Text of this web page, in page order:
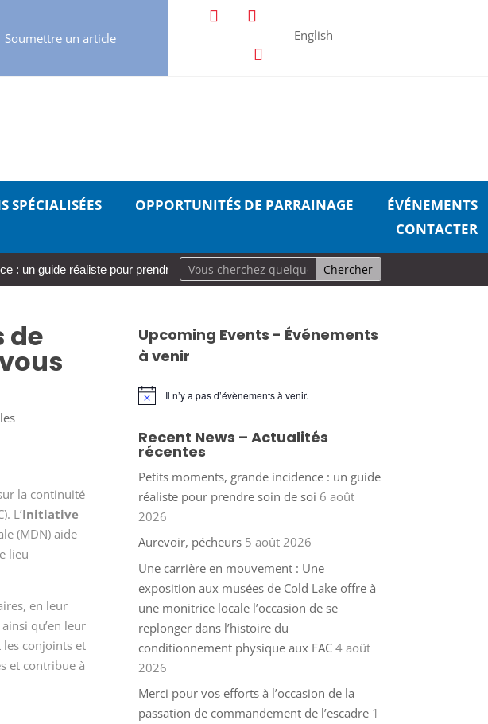
Soumettre un article English
SPÉCIALISÉES OPPORTUNITÉS DE PARRAINAGE
ÉVÉNEMENTS
CONTACTER
: un guide réaliste pour prendre soin de soi Aurevoir, pécheurs
de
la continuité
L’Initiative
(MDN) aide
lieu
en leur
qu’en leur
les conjoints et
et contribue à
Upcoming Events - Événements
à venir
Notice Il n’y a pas d’évènements à venir.
Recent News – Actualités
récentes
Petits moments, grande incidence : un guide
réaliste pour prendre soin de soi 6 août
2026
Aurevoir, pécheurs 5 août 2026
Une carrière en mouvement : Une
exposition aux musées de Cold Lake offre à
une monitrice locale l’occasion de se
replonger dans l’histoire du
conditionnement physique aux FAC 4 août
2026
Merci pour vos efforts à l’occasion de la
passation de commandement de l’escadre 1